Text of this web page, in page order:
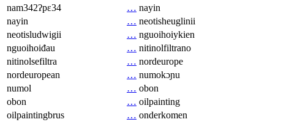
nam342ʔpɛ34
… nayin
nayin
… neotisheuglinii
neotisludwigii
… nguoihoiykien
nguoihoiđau
… nitinolfiltrano
nitinolsefiltra
… nordeurope
nordeuropean
… numokɔɲu
numol
… obon
obon
… oilpainting
oilpaintingbrus
… onderkomen